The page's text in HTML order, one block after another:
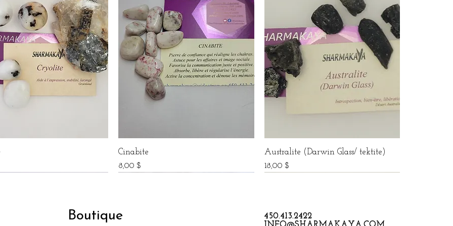
Cinabite
Prix
8,00 $
Australite (Darwin Glass/ tektite)
Prix
18,00 $
Boutique
450.413.2422